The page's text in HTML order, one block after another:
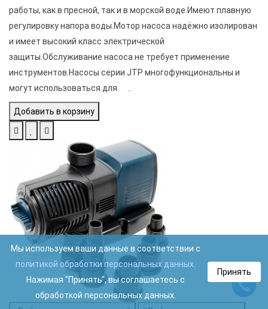
работы, как в пресной, так и в морской воде.Имеют плавную
регулировку напора воды.Мотор насоса надёжно изолирован
и имеет высокий класс электрической
защиты.Обслуживание насоса не требует применение
инструментов.Насосы серии JTP многофункциональны и
могут использоваться для ..
Добавить в корзину
Мы используем ваши данные в соответствии с
политикой обработки персональных данных
Нажимая "Принять", вы соглашаетесь с
обработкой персональных данных.
Принять